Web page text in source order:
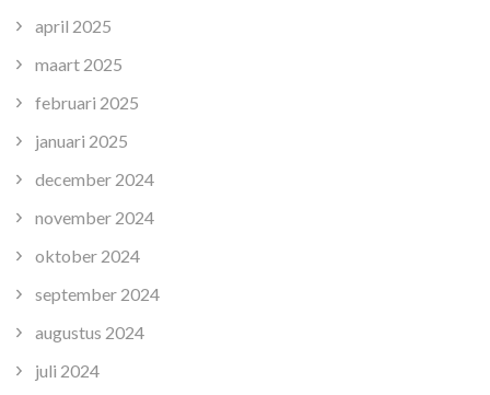
april 2025
maart 2025
februari 2025
januari 2025
december 2024
november 2024
oktober 2024
september 2024
augustus 2024
juli 2024